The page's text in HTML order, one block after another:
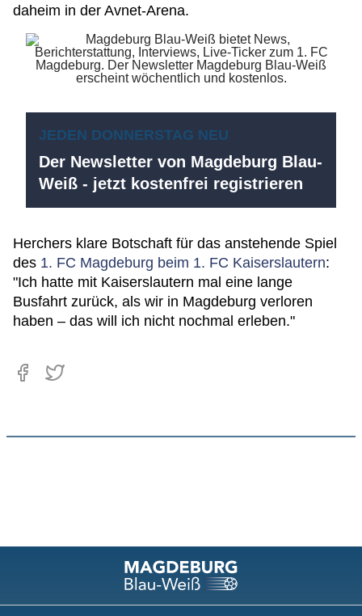
daheim in der Avnet-Arena.
JEDEN DONNERSTAG NEU
Der Newsletter von Magdeburg Blau-
Weiß - jetzt kostenfrei registrieren
Herchers klare Botschaft für das anstehende Spiel
des 1. FC Magdeburg beim 1. FC Kaiserslautern:
"Ich hatte mit Kaiserslautern mal eine lange
Busfahrt zurück, als wir in Magdeburg verloren
haben – das will ich nicht nochmal erleben."